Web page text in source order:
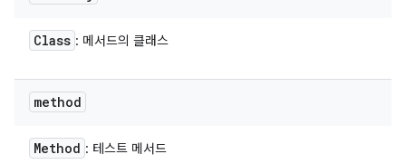
Class : 메서드의 클래스
method
Method : 테스트 메서드